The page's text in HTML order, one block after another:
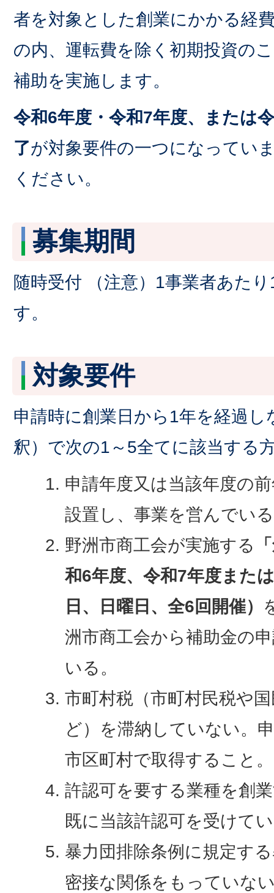
者を対象とした創業にかかる経
の内、運転費を除く初期投資の
補助を実施します。
令和6年度・令和7年度、または
了が対象要件の一つになってい
ください。
募集期間
随時受付 （注意）1事業者あた
す。
対象要件
申請時に創業日から1年を経過し
釈）で次の1～5全てに該当する
申請年度又は当該年度の
設置し、事業を営んでい
野洲市商工会が実施する
和6年度、令和7年度また
日、日曜日、全6回開催）
洲市商工会から補助金の
いる。
市町村税（市町村民税や
ど）を滞納していない。
市区町村で取得すること。
許認可を要する業種を創
既に当該許認可を受けて
暴力団排除条例に規定す
密接な関係をもっていな